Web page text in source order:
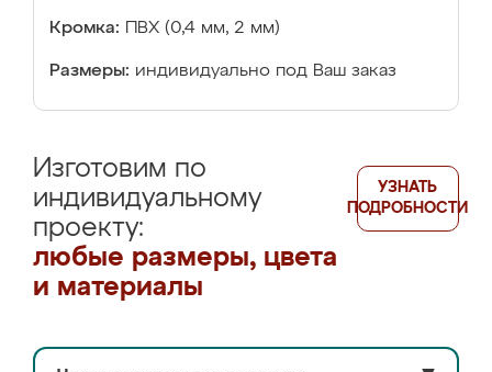
Кромка: ПВХ (0,4 мм, 2 мм)
Размеры: индивидуально под Ваш заказ
Изготовим по
индивидуальному
проекту:
любые размеры, цвета
и материалы
УЗНАТЬ
ПОДРОБНОСТИ